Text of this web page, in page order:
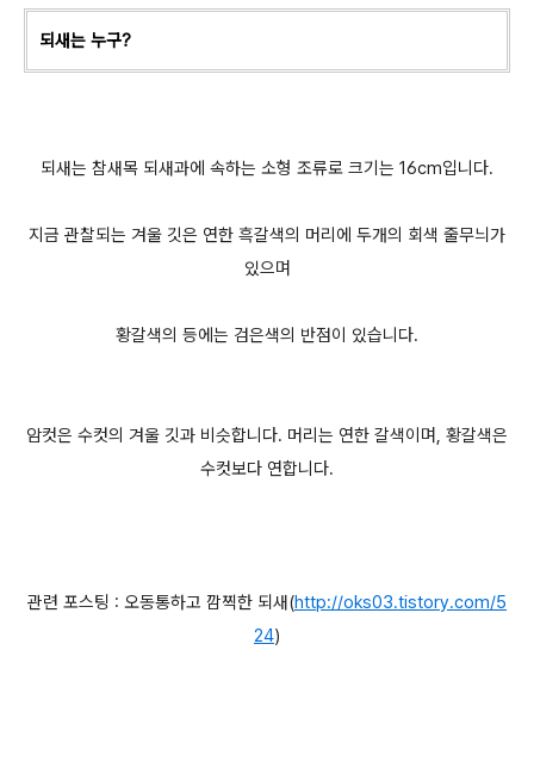
되새는 누구?
되새는 참새목 되새과에 속하는 소형 조류로 크기는 16cm입니다.
지금 관찰되는 겨울 깃은 연한 흑갈색의 머리에 두개의 회색 줄무늬가
있으며
황갈색의 등에는 검은색의 반점이 있습니다.
암컷은 수컷의 겨울 깃과 비슷합니다. 머리는 연한 갈색이며, 황갈색은
수컷보다 연합니다.
관련 포스팅 : 오동통하고 깜찍한 되새(http://oks03.tistory.com/5
24)